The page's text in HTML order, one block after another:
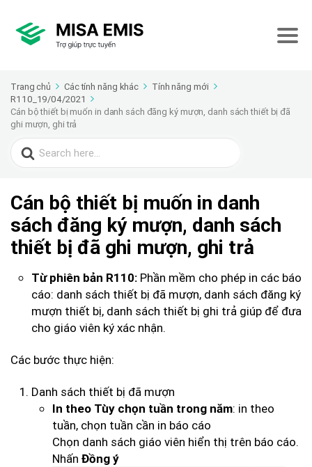
Trang chủ Các tính năng khác
Tính năng mới
R110_19/04/2021
Cán bộ thiết bị muốn in danh sách đăng ký mượn, danh sách thiết bị đã
ghi mượn, ghi trả
Search
for:
Cán bộ thiết bị muốn in danh
sách đăng ký mượn, danh sách
thiết bị đã ghi mượn, ghi trả
Từ phiên bản R110: Phần mềm cho phép in các báo
cáo: danh sách thiết bị đã mượn, danh sách đăng ký
mượn thiết bị, danh sách thiết bị ghi trả giúp để đưa
cho giáo viên ký xác nhận.
Các bước thực hiện:
Danh sách thiết bị đã mượn
In theo Tùy chọn tuần trong năm: in theo
tuần, chọn tuần cần in báo cáo
Chọn danh sách giáo viên hiển thị trên báo cáo.
Nhấn Đồng ý